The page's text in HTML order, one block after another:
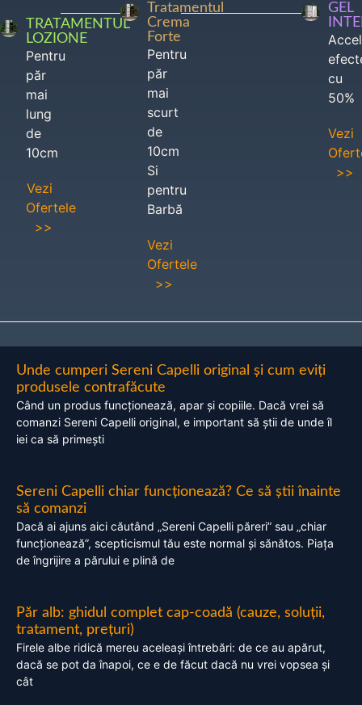
TRATAMENTUL
LOZIONE
Pentru
păr
mai
lung
de
10cm
Vezi
Ofertele
>>
Tratamentul
Crema
Forte
Pentru
păr
mai
scurt
de
10cm
Si
pentru
Barbă
Vezi
Ofertele
>>
GEL
cu
50%
Vezi
>>
Unde cumperi Sereni Capelli original și cum eviți
produsele contrafăcute
Când un produs funcționează, apar și copiile. Dacă vrei să
comanzi Sereni Capelli original, e important să știi de unde îl
iei ca să primești
Sereni Capelli chiar funcționează? Ce să știi înainte
să comanzi
Dacă ai ajuns aici căutând „Sereni Capelli păreri” sau „chiar
funcționează”, scepticismul tău este normal și sănătos. Piața
de îngrijire a părului e plină de
Păr alb: ghidul complet cap-coadă (cauze, soluții,
tratament, prețuri)
Firele albe ridică mereu aceleași întrebări: de ce au apărut,
dacă se pot da înapoi, ce e de făcut dacă nu vrei vopsea și
cât